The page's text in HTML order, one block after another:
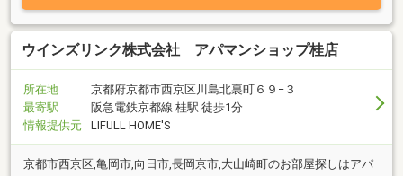
ウインズリンク株式会社 アパマンショップ桂店
所在地
京都府京都市西京区川島北裏町６９−３
最寄駅
阪急電鉄京都線 桂駅 徒歩1分
情報提供元
LIFULL HOME'S
京都市西京区,亀岡市,向日市,長岡京市,大山崎町のお部屋探しはアパ